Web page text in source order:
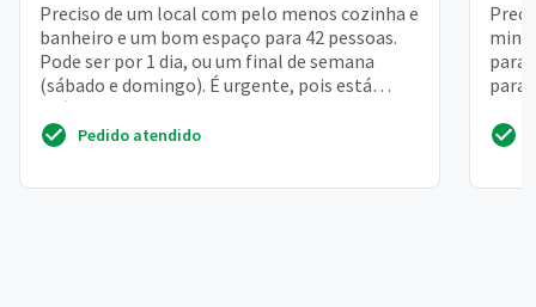
Preciso de um local com pelo menos cozinha e
banheiro e um bom espaço para 42 pessoas.
Pode ser por 1 dia, ou um final de semana
(sábado e domingo). É urgente, pois está
difícil conseguir...
Pedido atendido
para
para